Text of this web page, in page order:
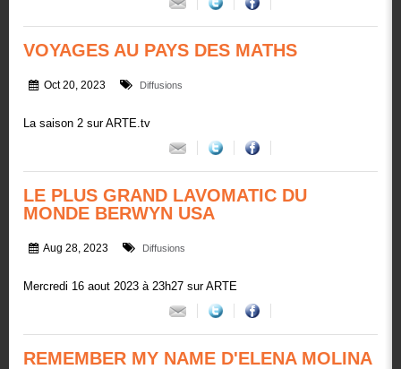
VOYAGES AU PAYS DES MATHS
Oct 20, 2023 Diffusions
La saison 2 sur ARTE.tv
LE PLUS GRAND LAVOMATIC DU
MONDE BERWYN USA
Aug 28, 2023 Diffusions
Mercredi 16 aout 2023 à 23h27 sur ARTE
REMEMBER MY NAME D'ELENA MOLINA